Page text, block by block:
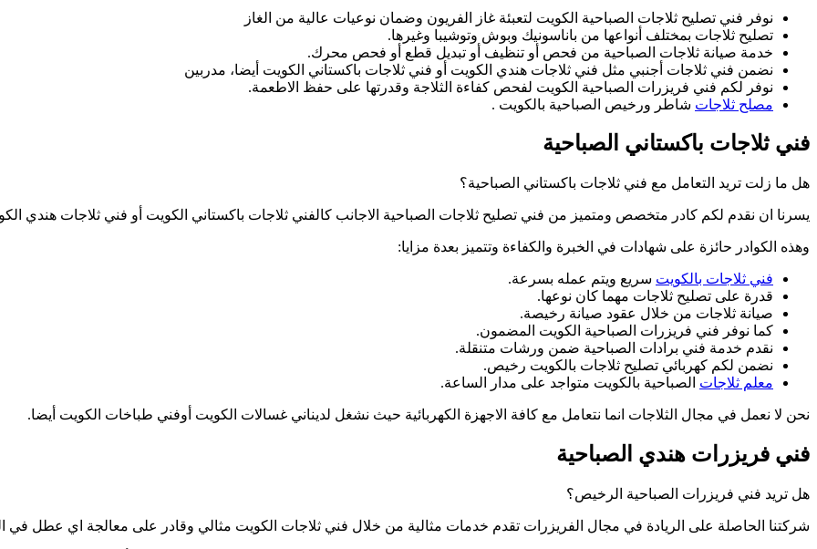
نوفر فني تصليح ثلاجات الصباحية الكويت لتعبئة غاز الفريون وضمان نوعيات عالية من الغاز
تصليح ثلاجات بمختلف أنواعها من باناسونيك وبوش وتوشيبا وغيرها.
خدمة صيانة ثلاجات الصباحية من فحص أو تنظيف أو تبديل قطع أو فحص محرك.
نضمن فني ثلاجات أجنبي مثل فني ثلاجات هندي الكويت أو فني ثلاجات باكستاني الكويت أيضا، مدربين
نوفر لكم فني فريزرات الصباحية الكويت لفحص كفاءة الثلاجة وقدرتها على حفظ الاطعمة.
مصلح ثلاجات شاطر ورخيص الصباحية بالكويت .
فني ثلاجات باكستاني الصباحية
هل ما زلت تريد التعامل مع فني ثلاجات باكستاني الصباحية؟
يسرنا ان نقدم لكم كادر متخصص ومتميز من فني تصليح ثلاجات الصباحية الاجانب كالفني ثلاجات باكستاني الكويت أو فني ثلاجات هندي
وهذه الكوادر حائزة على شهادات في الخبرة والكفاءة وتتميز بعدة مزايا:
فني ثلاجات بالكويت سريع ويتم عمله بسرعة.
قدرة على تصليح ثلاجات مهما كان نوعها.
صيانة ثلاجات من خلال عقود صيانة رخيصة.
كما نوفر فني فريزرات الصباحية الكويت المضمون.
نقدم خدمة فني برادات الصباحية ضمن ورشات متنقلة.
نضمن لكم كهربائي تصليح ثلاجات بالكويت رخيص.
معلم ثلاجات الصباحية بالكويت متواجد على مدار الساعة.
نحن لا نعمل في مجال الثلاجات انما نتعامل مع كافة الاجهزة الكهربائية حيث نشغل لديناني غسالات الكويت أوفني طباخات الكويت أيضا.
فني فريزرات هندي الصباحية
هل تريد فني فريزرات الصباحية الرخيص؟
شركتنا الحاصلة على الريادة في مجال الفريزرات تقدم خدمات مثالية من خلال فني ثلاجات الكويت مثالي وقادر على معالجة اي عطل في